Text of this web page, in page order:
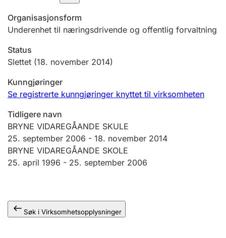
Tinglysing
Jeger
Ektepaktveileder
Offentlig sektor
Organisasjonsform
Underenhet til næringsdrivende og offentlig forvaltning
Status
Slettet (18. november 2014)
Kunngjøringer
Se registrerte kunngjøringer knyttet til virksomheten
Tidligere navn
BRYNE VIDAREGÅANDE SKULE
25. september 2006 - 18. november 2014
BRYNE VIDAREGÅANDE SKOLE
25. april 1996 - 25. september 2006
Søk i Virksomhetsopplysninger